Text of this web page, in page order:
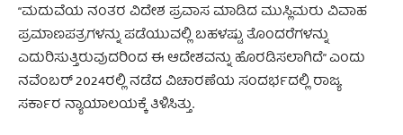
“ಮದುವೆಯ ನಂತರ ವಿದೇಶ ಪ್ರವಾಸ ಮಾಡಿದ ಮುಸ್ಲಿಮರು ವಿವಾಹ
ಪ್ರಮಾಣಪತ್ರಗಳನ್ನು ಪಡೆಯುವಲ್ಲಿ ಬಹಳಷ್ಟು ತೊಂದರೆಗಳನ್ನು
ಎದುರಿಸುತ್ತಿರುವುದರಿಂದ ಈ ಆದೇಶವನ್ನು ಹೊರಡಿಸಲಾಗಿದೆ” ಎಂದು
ನವೆಂಬರ್ 2024ರಲ್ಲಿ ನಡೆದ ವಿಚಾರಣೆಯ ಸಂದರ್ಭದಲ್ಲಿ ರಾಜ್ಯ
ಸರ್ಕಾರ ನ್ಯಾಯಾಲಯಕ್ಕೆ ತಿಳಿಸಿತ್ತು.